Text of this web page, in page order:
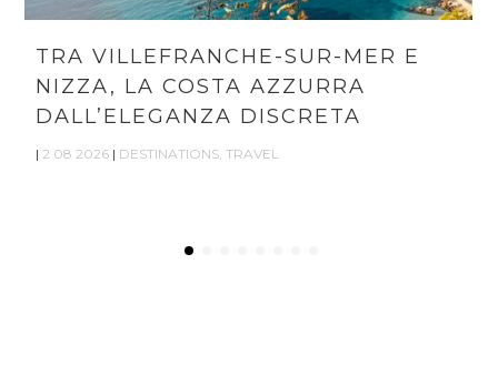
TRA VILLEFRANCHE-SUR-MER E
NIZZA, LA COSTA AZZURRA
DALL’ELEGANZA DISCRETA
| 2 08 2026 | DESTINATIONS ,TRAVEL